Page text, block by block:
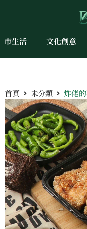
市生活 文化創意
首頁 未分類 炸佬